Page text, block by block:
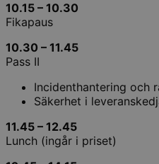
10.15 – 10.30
Fikapaus
10.30 – 11.45
Pass II
Incidenthantering och
Säkerhet i
11.45 – 12.45
Lunch (ingår i priset)